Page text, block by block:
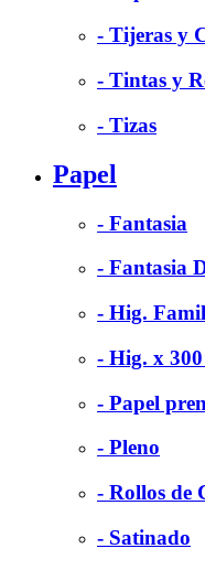
- Tijeras y
- Tintas y
- Tizas
Papel
- Fantasia
- Fantasia
- Hig.
- Hig. x
- Papel
- Pleno
- Rollos de
- Satinado